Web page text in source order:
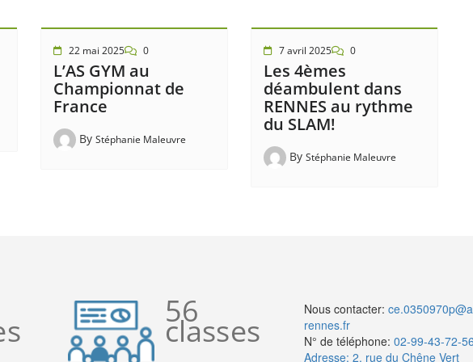
22 mai 2025 0
L’AS GYM au
Championnat de
France
By Stéphanie Maleuvre
7 avril 2025 0
Les 4èmes
déambulent dans
RENNES au rythme
du SLAM!
By Stéphanie Maleuvre
56
classes
Nous contacter:
rennes.fr
N° de téléphone: 02-99-43-72-
Adresse: 2, rue du Chêne Vert